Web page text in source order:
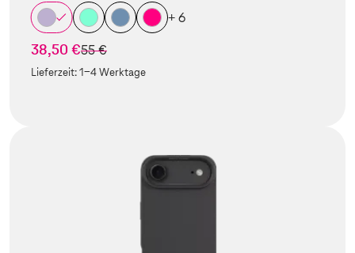
+ 6
38,50 €statt
55 €
Lieferzeit:1-4 Werktage